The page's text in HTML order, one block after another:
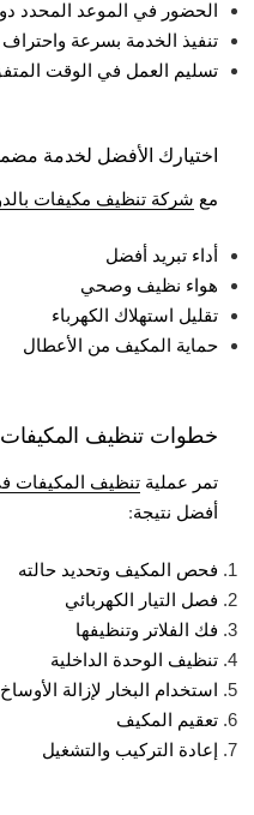
الحضور في الموعد المحدد
تنفيذ الخدمة بسرعة واحتراف
تسليم العمل في الوقت
اختيارك الأفضل لخدمة
مع شركة تنظيف مكيفات
أداء تبريد أفضل
هواء نظيف وصحي
تقليل استهلاك الكهرباء
حماية المكيف من الأعطال
خطوات تنظيف
تمر عملية تنظيف المكيفات
أفضل نتيجة:
فحص المكيف وتحديد حالته
فصل التيار الكهربائي
فك الفلاتر وتنظيفها
تنظيف الوحدة الداخلية
استخدام البخار لإزالة الأوساخ
تعقيم المكيف
إعادة التركيب والتشغيل